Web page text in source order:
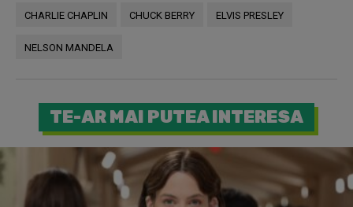
CHARLIE CHAPLIN CHUCK BERRY ELVIS PRESLEY
NELSON MANDELA
TE-AR MAI PUTEA INTERESA